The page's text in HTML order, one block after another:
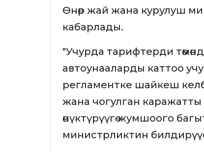
Өнөр жай жана курулуш
кабарлады.
"Учурда тарифтерди
автоунааларды каттоо
регламентке шайкеш
жана чогулган каражатты
өнүктүрүүгө жумшоого
министрликтин